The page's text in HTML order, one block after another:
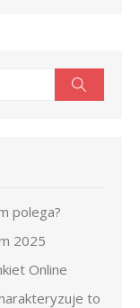
polega?
2025
Online
to